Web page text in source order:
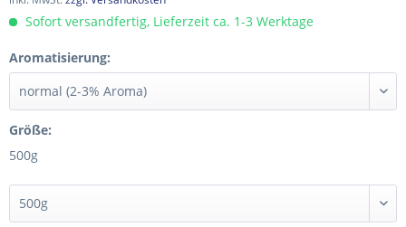
Sofort versandfertig, Lieferzeit ca. 1-3 Werktage
Aromatisierung:
Größe:
500g